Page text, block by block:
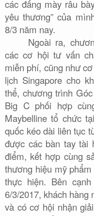
các đấng mày râu
yêu thương” của
8/3 năm nay.
Ngoài ra,
các cơ hội tư vấn
miễn phí, cũng như
lịch Singapore cho
thể, chương trình
Big C phối hợp
Maybelline tổ chức
quốc kéo dài liên tục
được các bàn tay tài
điểm, kết hợp cùng
thương hiệu mỹ phẩm
thực hiện. Bên
6/3/2017, khách
và có cơ hội nhận